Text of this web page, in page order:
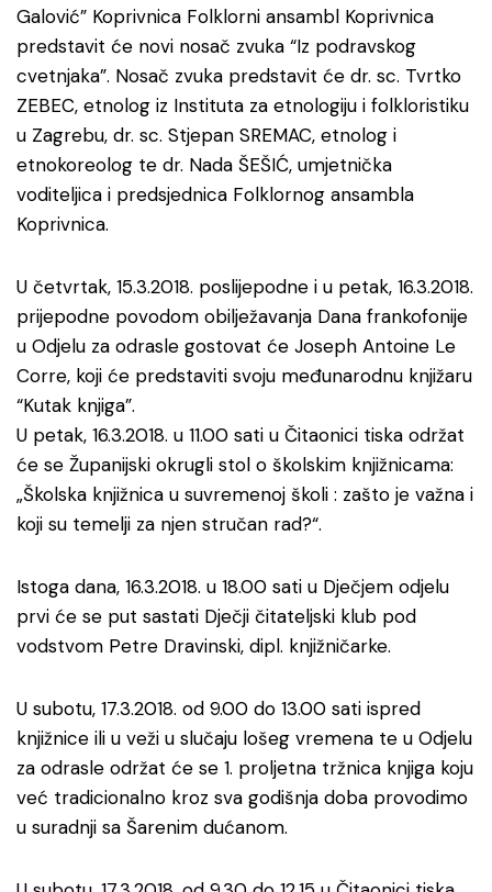
Galović” Koprivnica Folklorni ansambl Koprivnica
predstavit će novi nosač zvuka “Iz podravskog
cvetnjaka”. Nosač zvuka predstavit će dr. sc. Tvrtko
ZEBEC, etnolog iz Instituta za etnologiju i folkloristiku
u Zagrebu, dr. sc. Stjepan SREMAC, etnolog i
etnokoreolog te dr. Nada ŠEŠIĆ, umjetnička
voditeljica i predsjednica Folklornog ansambla
Koprivnica.
U četvrtak, 15.3.2018. poslijepodne i u petak, 16.3.2018.
prijepodne povodom obilježavanja Dana frankofonije
u Odjelu za odrasle gostovat će Joseph Antoine Le
Corre, koji će predstaviti svoju međunarodnu knjižaru
“Kutak knjiga”.
U petak, 16.3.2018. u 11.00 sati u Čitaonici tiska održat
će se Županijski okrugli stol o školskim knjižnicama:
„Školska knjižnica u suvremenoj školi : zašto je važna i
koji su temelji za njen stručan rad?“.
Istoga dana, 16.3.2018. u 18.00 sati u Dječjem odjelu
prvi će se put sastati Dječji čitateljski klub pod
vodstvom Petre Dravinski, dipl. knjižničarke.
U subotu, 17.3.2018. od 9.00 do 13.00 sati ispred
knjižnice ili u veži u slučaju lošeg vremena te u Odjelu
za odrasle održat će se 1. proljetna tržnica knjiga koju
već tradicionalno kroz sva godišnja doba provodimo
u suradnji sa Šarenim dućanom.